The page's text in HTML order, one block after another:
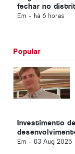
fechar no
Em - há 6 horas
Popular
Investimento
Em - 03 Aug 2025